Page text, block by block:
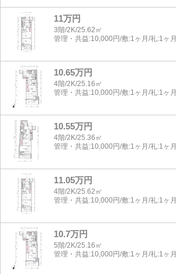
11万円
3階/2K/25.62㎡
管理・共益:10,000円/敷:1ヶ月/礼:1ヶ月
10.65万円
4階/2K/25.16㎡
管理・共益:10,000円/敷:1ヶ月/礼:1ヶ月
10.55万円
4階/2K/25.36㎡
管理・共益:10,000円/敷:1ヶ月/礼:1ヶ月
11.05万円
4階/2K/25.62㎡
管理・共益:10,000円/敷:1ヶ月/礼:1ヶ月
10.7万円
5階/2K/25.16㎡
管理・共益:10,000円/敷:1ヶ月/礼:1ヶ月